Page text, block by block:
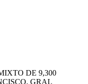
DE 9,300
GRAL